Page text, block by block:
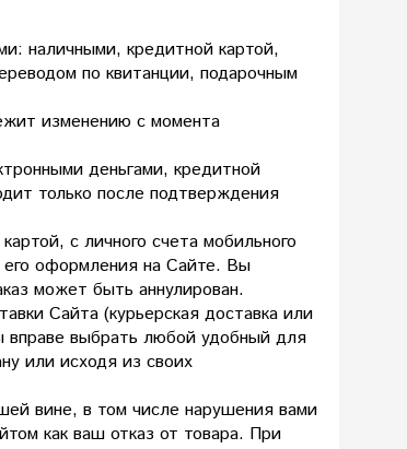
наличными, кредитной картой,
по квитанции, подарочным
изменению с момента
деньгами, кредитной
только после подтверждения
с личного счета мобильного
оформления на Сайте. Вы
может быть аннулирован.
Сайта (курьерская доставка или
вправе выбрать любой удобный для
или исходя из своих
вине, в том числе нарушения вами
как ваш отказ от товара. При